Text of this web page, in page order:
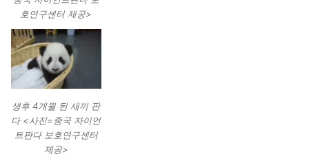
호연구센터 제공>
생후 4개월 된 새끼 판
다 <사진=중국 자이언
트판다 보호연구센터
제공>